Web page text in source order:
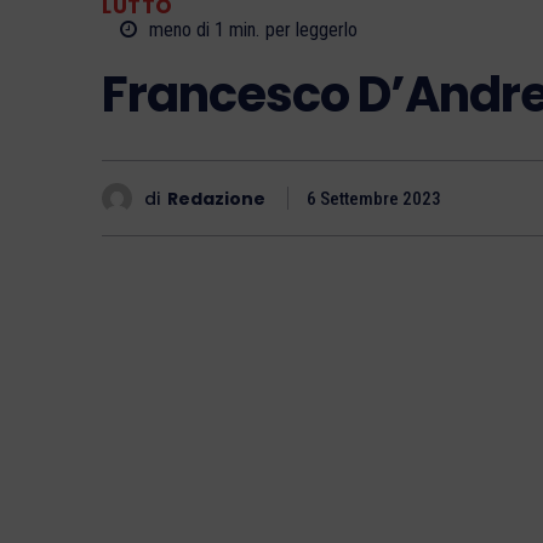
meno di 1 min. per leggerlo
Francesco
di Redazione 6 Settembre 2023